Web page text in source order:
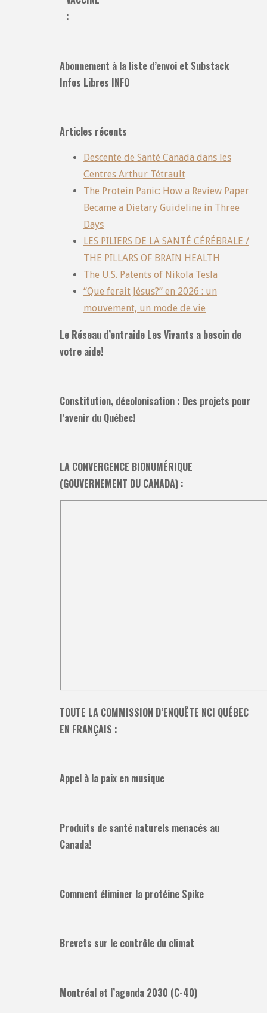
:
Abonnement à la liste d’envoi et Substack
Infos Libres INFO
Articles récents
Descente de Santé Canada dans les
Centres Arthur Tétrault
The Protein Panic: How a Review Paper
Became a Dietary Guideline in Three
Days
LES PILIERS DE LA SANTÉ CÉRÉBRALE /
THE PILLARS OF BRAIN HEALTH
The U.S. Patents of Nikola Tesla
“Que ferait Jésus?” en 2026 : un
mouvement, un mode de vie
Le Réseau d’entraide Les Vivants a besoin de
votre aide!
Constitution, décolonisation : Des projets pour
l’avenir du Québec!
LA CONVERGENCE BIONUMÉRIQUE
(GOUVERNEMENT DU CANADA) :
TOUTE LA COMMISSION D’ENQUÊTE NCI QUÉBEC
EN FRANÇAIS :
Appel à la paix en musique
Produits de santé naturels menacés au
Canada!
Comment éliminer la protéine Spike
Brevets sur le contrôle du climat
Montréal et l’agenda 2030 (C-40)